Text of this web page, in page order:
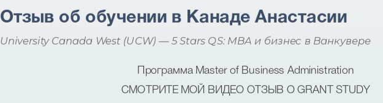
Отзыв об обучении в Канаде Анастасии
University Canada West (UCW) — 5 Stars QS: MBA и бизнес в Ванкувере
Программа Master of Business Administration
СМОТРИТЕ МОЙ ВИДЕО ОТЗЫВ О GRANT STUDY